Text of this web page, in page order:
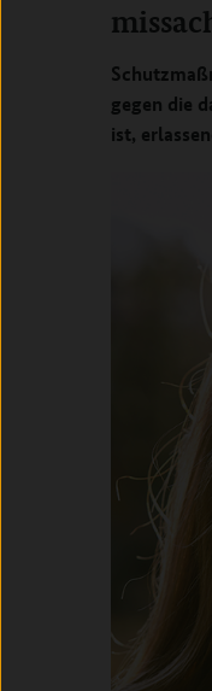
gegen die
ist,